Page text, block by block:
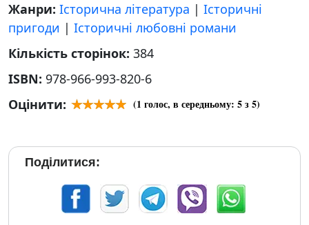
Жанри: Історична література | Історичні
пригоди | Історичні любовні романи
Кількість сторінок: 384
ISBN: 978-966-993-820-6
Оцінити:
(1 голос, в середньому: 5з 5)
Поділитися: